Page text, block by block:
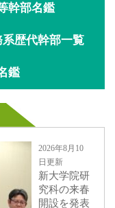
幹部名鑑
歴代幹部一覧
鑑
2026年8月10
日更新
新大学院研
究科の来春
開設を発表